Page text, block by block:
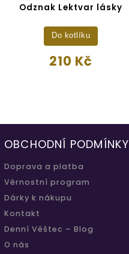
Odznak Lektvar lásky
210 Kč
Do kotlíku
OBCHODNÍ PODMÍNKY
Doprava a platba
Věrnostní program
Dárky k nákupu
Kontakt
Denní Věštec – Blog
O nás